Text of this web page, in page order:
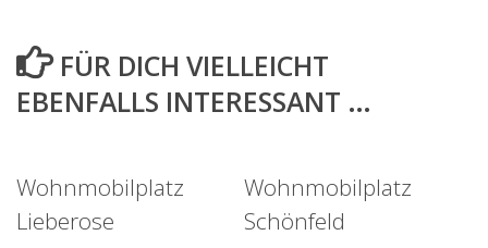
FÜR DICH VIELLEICHT
EBENFALLS INTERESSANT …
Wohnmobilplatz
Lieberose
Wohnmobilplatz
Schönfeld